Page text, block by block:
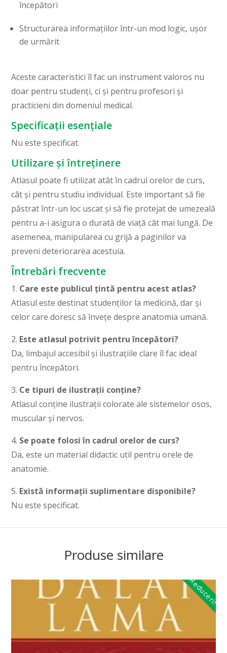
începători
Structurarea informațiilor într-un mod logic, ușor
de urmărit
Aceste caracteristici îl fac un instrument valoros nu
doar pentru studenți, ci și pentru profesori și
practicieni din domeniul medical.
Specificații esențiale
Nu este specificat.
Utilizare și întreținere
Atlasul poate fi utilizat atât în cadrul orelor de curs,
cât și pentru studiu individual. Este important să fie
păstrat într-un loc uscat și să fie protejat de umezeală
pentru a-i asigura o durată de viață cât mai lungă. De
asemenea, manipularea cu grijă a paginilor va
preveni deteriorarea acestuia.
Întrebări frecvente
1. Care este publicul țintă pentru acest atlas?
Atlasul este destinat studenților la medicină, dar și
celor care doresc să învețe despre anatomia umană.
2. Este atlasul potrivit pentru începători?
Da, limbajul accesibil și ilustrațiile clare îl fac ideal
pentru începători.
3. Ce tipuri de ilustrații conține?
Atlasul conține ilustrații colorate ale sistemelor osos,
muscular și nervos.
4. Se poate folosi în cadrul orelor de curs?
Da, este un material didactic util pentru orele de
anatomie.
5. Există informații suplimentare disponibile?
Nu este specificat.
Produse similare
Reduceri!